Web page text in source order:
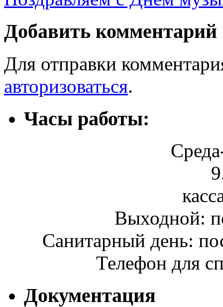
Добавить комментарий
Для отправки
авторизоваться.
Часы работы:
Выходной:
Санитарный день:
Телефон для
Документация